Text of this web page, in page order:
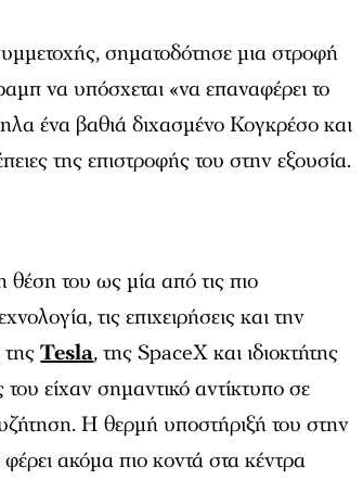
σηματοδότησε μια στροφή
να υπόσχεται «να επαναφέρει το
ένα βαθιά διχασμένο Κογκρέσο και
της επιστροφής του στην εξουσία.
θέση του ως μία από τις πιο
τις επιχειρήσεις και την
τηςTesla, της SpaceX και ιδιοκτήτης
είχαν σημαντικό αντίκτυπο σε
Η θερμή υποστήριξή του στην
ακόμα πιο κοντά στα κέντρα